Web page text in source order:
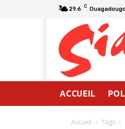
29.6 C
ACCUEIL
Accueil Tags